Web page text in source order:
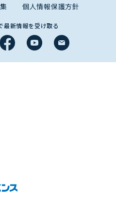
個人情報保護方針
最新情報を受け取る